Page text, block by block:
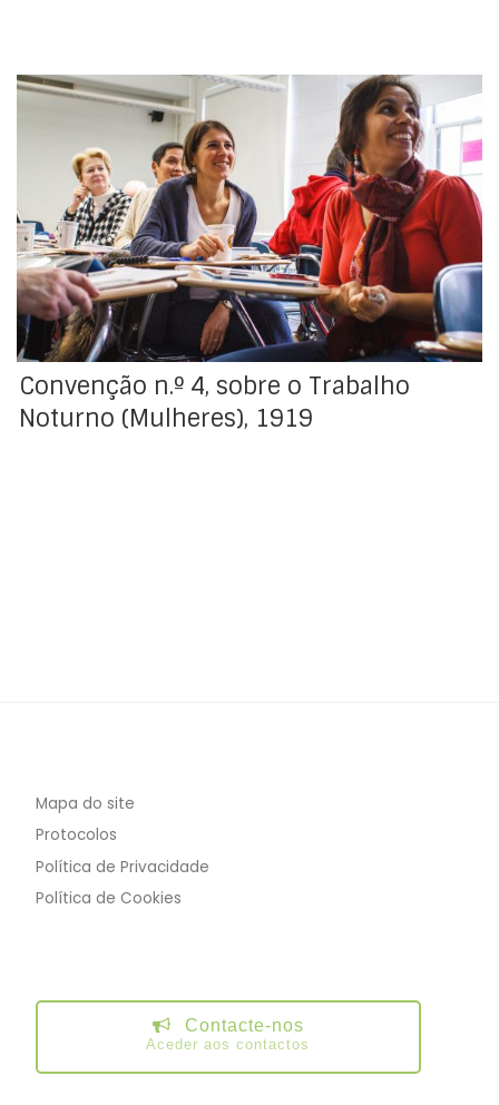
Adotada pela Conferência Geral da Organização
Internacional do Trabalho, na sua 1ª Sessão, realizada
em Washington, em 28 de novembro de 1919. Revista
parcialmente pela Convenção n.º 89. Denunciada em
08 de dezembro de 1993. Decreto de aprovação :
Decreto n.º 20988, de 25 de novembro de 1931 Carta de
[…]
Convenção n.º 4, sobre o Trabalho
Noturno (Mulheres), 1919
Mapa do site
Protocolos
Política de Privacidade
Política de Cookies
Contacte-nos
Aceder aos contactos